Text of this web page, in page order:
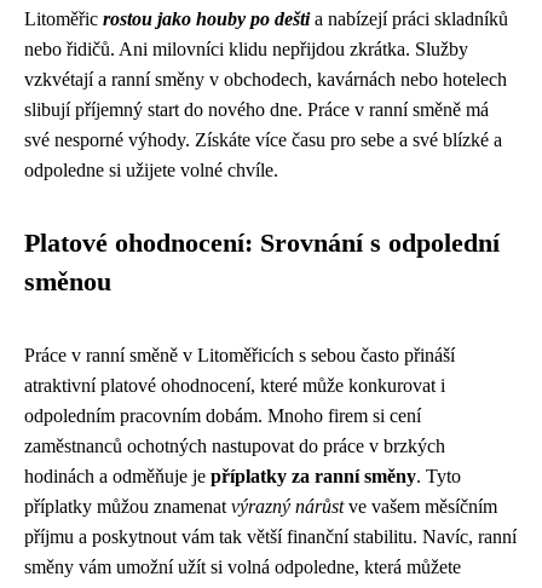
Litoměřic rostou jako houby po deštia nabízejí práci skladníků
nebo řidičů. Ani milovníci klidu nepřijdou zkrátka. Služby
vzkvétají a ranní směny v obchodech, kavárnách nebo hotelech
slibují příjemný start do nového dne. Práce v ranní směně má
své nesporné výhody. Získáte více času pro sebe a své blízké a
odpoledne si užijete volné chvíle.
Platové ohodnocení: Srovnání s odpolední
směnou
Práce v ranní směně v Litoměřicích s sebou často přináší
atraktivní platové ohodnocení, které může konkurovat i
odpoledním pracovním dobám. Mnoho firem si cení
zaměstnanců ochotných nastupovat do práce v brzkých
hodinách a odměňuje je příplatky za ranní směny. Tyto
příplatky můžou znamenat výrazný nárůstve vašem měsíčním
příjmu a poskytnout vám tak větší finanční stabilitu. Navíc, ranní
směny vám umožní užít si volná odpoledne, která můžete